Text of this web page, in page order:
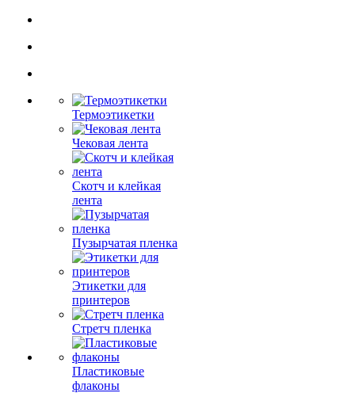
Термоэтикетки
Чековая лента
Скотч и клейкая
лента
Пузырчатая пленка
Этикетки для
принтеров
Стретч пленка
Пластиковые
флаконы